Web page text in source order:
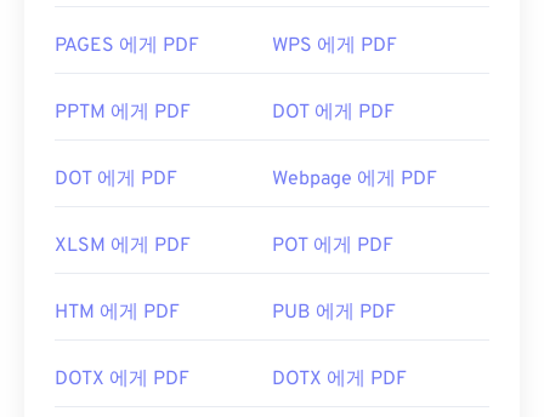
PAGES 에게 PDF WPS 에게 PDF
PPTM 에게 PDF DOT 에게 PDF
DOT 에게 PDF Webpage 에게 PDF
XLSM 에게 PDF POT 에게 PDF
HTM 에게 PDF PUB 에게 PDF
DOTX 에게 PDF DOTX 에게 PDF